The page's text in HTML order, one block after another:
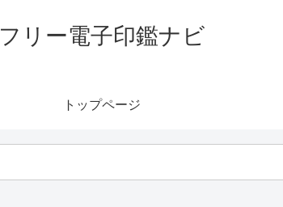
フリー電子印鑑ナビ
トップページ